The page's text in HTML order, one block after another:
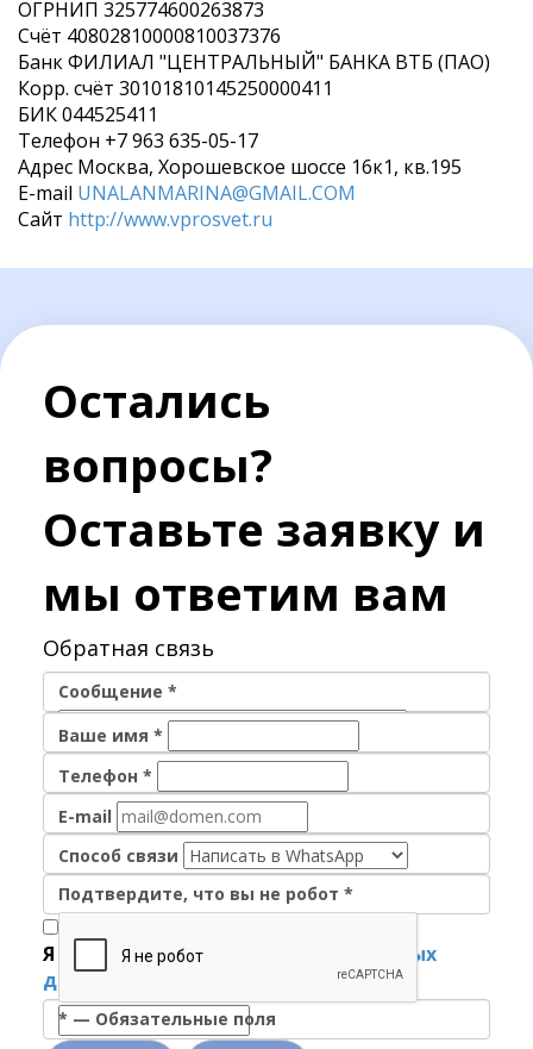
ОГРНИП 325774600263873
Счёт 40802810000810037376
БанкФИЛИАЛ "ЦЕНТРАЛЬНЫЙ" БАНКА ВТБ (ПАО)
Корр. счёт 30101810145250000411
БИК044525411
Телефон +7 963 635-05-17
Адрес Москва, Хорошевское шоссе 16к1, кв.195
E-mail UNALANMARINA@GMAIL.COM
Сайт http://www.vprosvet.ru
Остались
вопросы?
Оставьте заявку и
мы ответим вам
Обратная связь
Сообщение *
Ваше имя *
Телефон *
E-mail
Способ связи
Подтвердите, что вы не робот *
Я согласен наобработку персональных
данных
* — Обязательные поля